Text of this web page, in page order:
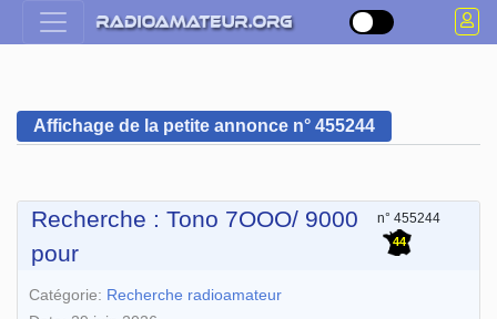
Affichage de la petite annonce n° 455244
Recherche : Tono 7OOO/ 9000
pour
n° 455244
44
Catégorie: Recherche radioamateur